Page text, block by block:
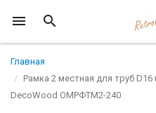
Главная
Рамка 2 местная для труб
DecoWood ОМРФТМ2-240